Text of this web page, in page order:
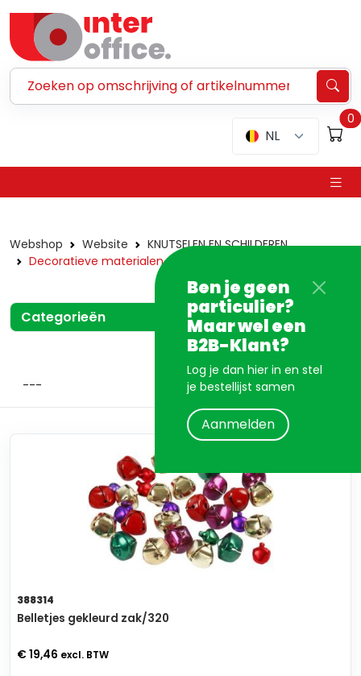
NL
0
Ben je geen
particulier?
Maar wel een
B2B-Klant?
Log je dan hier in en stel
je bestellijst samen
Aanmelden
Webshop Website
KNUTSELEN EN SCHILDEREN
Decoratieve materialen
Categorieën
388314
Belletjes gekleurd zak/320
€ 19,46 excl. BTW